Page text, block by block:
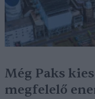
Még Paks
megfelelő